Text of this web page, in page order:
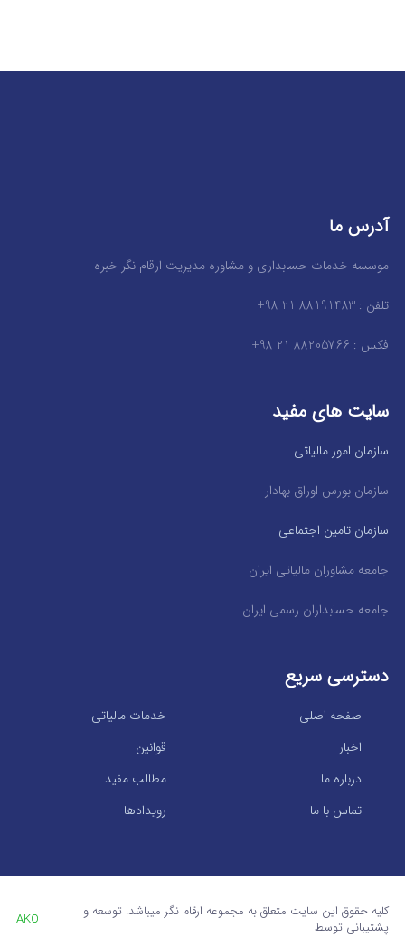
آدرس ما
موسسه خدمات حسابداری و مشاوره مدیریت ارقام نگر خبره
تلفن : 88191483 21 98+
فکس : 88205766 21 98+
سایت های مفید
سازمان امور مالیاتی
سازمان بورس اوراق بهادار
سازمان تامین اجتماعی
جامعه مشاوران مالیاتی ایران
جامعه حسابداران رسمی ایران
دسترسی سریع
خدمات مالیاتی
صفحه اصلی
قوانین
اخبار
مطالب مفید
درباره ما
رویدادها
تماس با ما
کلیه حقوق این سایت متعلق به مجموعه ارقام نگر میباشد. توسعه و
پشتیبانی توسط
AKO